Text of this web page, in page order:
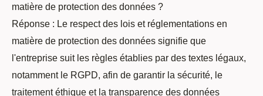
matière de protection des données ?
Réponse : Le respect des lois et réglementations en
matière de protection des données signifie que
l'entreprise suit les règles établies par des textes légaux,
notamment le RGPD, afin de garantir la sécurité, le
traitement éthique et la transparence des données